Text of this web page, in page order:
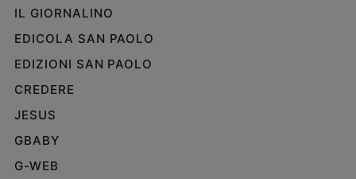
IL GIORNALINO
EDICOLA SAN PAOLO
EDIZIONI SAN PAOLO
CREDERE
JESUS
GBABY
G-WEB